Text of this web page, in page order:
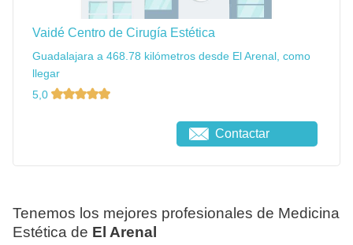
Vaidé Centro de Cirugía Estética
Guadalajara a 468.78 kilómetros desde El Arenal, como
llegar
5,0
Contactar
Tenemos los mejores profesionales de Medicina
Estética de El Arenal